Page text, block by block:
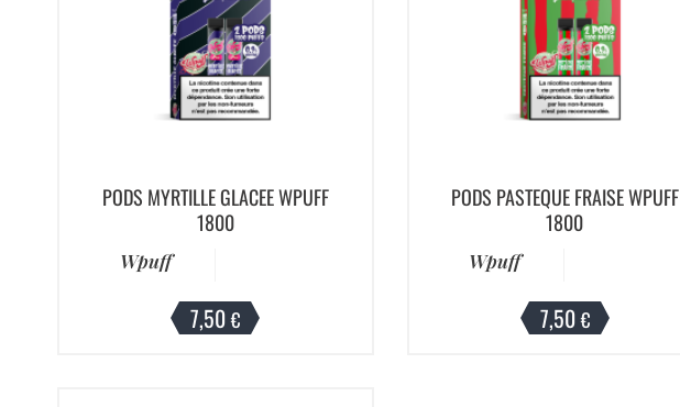
PODS MYRTILLE GLACEE WPUFF
1800
Wpuff
7,50€
PODS PASTEQUE FRAISE WPUFF
1800
Wpuff
7,50€